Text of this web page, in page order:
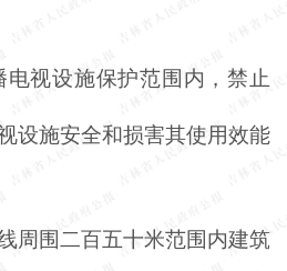
电视设施保护范围内，禁止
设施安全和损害其使用效能
周围二百五十米范围内建筑